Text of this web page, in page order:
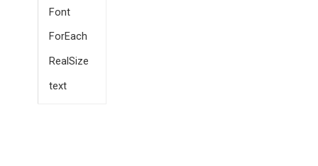
Font
ForEach
RealSize
text